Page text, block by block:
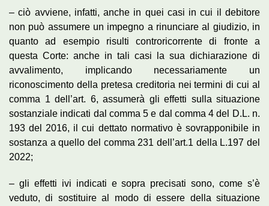
– ciò avviene, infatti, anche in quei casi in cui il debitore
non può assumere un impegno a rinunciare al giudizio, in
quanto ad esempio risulti controricorrente di fronte a
questa Corte: anche in tali casi la sua dichiarazione di
avvalimento, implicando necessariamente un
riconoscimento della pretesa creditoria nei termini di cui al
comma 1 dell’art. 6, assumerà gli effetti sulla situazione
sostanziale indicati dal comma 5 e dal comma 4 del D.L. n.
193 del 2016, il cui dettato normativo è sovrapponibile in
sostanza a quello del comma 231 dell’art.1 della L.197 del
2022;
– gli effetti ivi indicati e sopra precisati sono, come s’è
veduto, di sostituire al modo di essere della situazione